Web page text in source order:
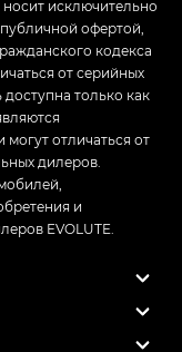
исключительно
офертой,
кодекса
от серийных
только как
отличаться от
дилеров.
и
EVOLUTE.